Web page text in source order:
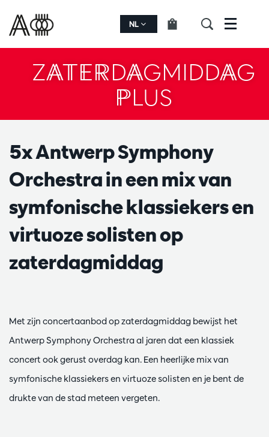
NL Menu
ZATERDAGMIDDAG
PLUS
5x Antwerp Symphony
Orchestra in een mix van
symfonische klassiekers en
virtuoze solisten op
zaterdagmiddag
Met zijn concertaanbod op zaterdagmiddag bewijst het
Antwerp Symphony Orchestra al jaren dat een klassiek
concert ook gerust overdag kan. Een heerlijke mix van
symfonische klassiekers en virtuoze solisten en je bent de
drukte van de stad meteen vergeten.